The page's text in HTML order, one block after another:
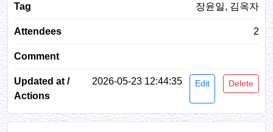
장윤일, 김옥자
2
2026-05-23 12:44:35 Edit Delete